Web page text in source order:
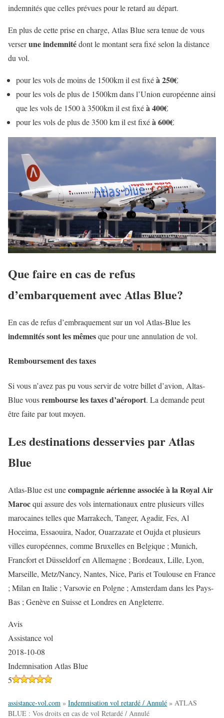
indemnités que celles prévues pour le retard au départ.
En plus de cette prise en charge, Atlas Blue sera tenue de vous
verserune indemnitédont le montant sera fixé selon la distance
du vol.
pour les vols de moins de 1500km il est fixéà 250€
pour les vols de plus de 1500km dans l’Union européenne ainsi
que les vols de 1500 à 3500km il est fixéà 400€
pour les vols de plus de 3500 km il est fixéà 600€
Que faire en cas de refus
d’embarquement avec Atlas Blue?
En cas de refus d’embraquement sur un vol Atlas-Blue les
indemnités sont les mêmesque pour une annulation de vol.
Remboursement des taxes
Si vous n’avez pas pu vous servir de votre billet d’avion, Altas-
Blue vousrembourse les taxes d’aéroport. La demande peut
être faite par tout moyen.
Les destinations desservies par Atlas
Blue
Atlas-Blue est unecompagnie aérienne associée à la Royal Air
Marocqui assure des vols internationaux entre plusieurs villes
marocaines telles que Marrakech, Tanger, Agadir, Fes, Al
Hoceima, Essaouira, Nador, Ouarzazate et Oujda et plusieurs
villes européennes, comme Bruxelles en Belgique ; Munich,
Francfort et Düsseldorf en Allemagne ; Bordeaux, Lille, Lyon,
Marseille, Metz/Nancy, Nantes, Nice, Paris et Toulouse en France
; Milan en Italie ; Varsovie en Polgne ; Amsterdam dans les Pays-
Bas ; Genève en Suisse et Londres en Angleterre.
Avis
Assistance vol
2018-10-08
Indemnisation Atlas Blue
5
assistance-vol.com » Indemnisation vol retardé / Annulé » ATLAS
BLUE : Vos droits en cas de vol Retardé / Annulé